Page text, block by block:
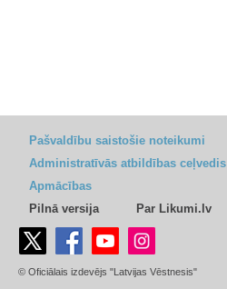
Pašvaldību saistošie noteikumi
Administratīvās atbildības ceļvedis
Apmācības
Pilnā versija
Par Likumi.lv
© Oficiālais izdevējs "Latvijas Vēstnesis"